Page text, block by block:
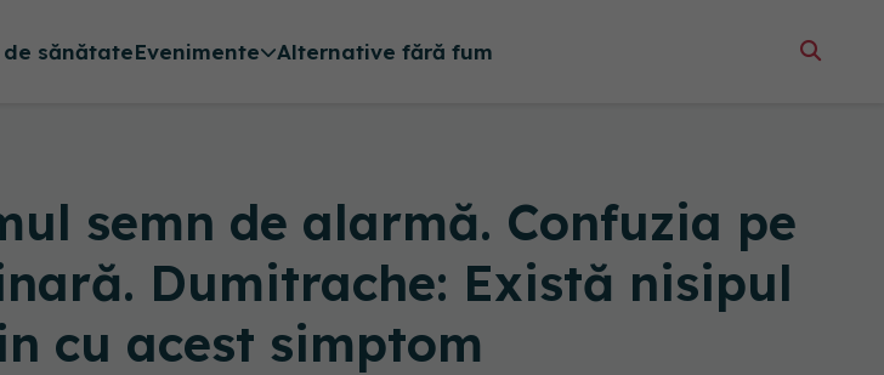
sănătateEvenimente Alternative fără fum
semn de alarmă. Confuzia pe
Dumitrache: Există nisipul
cu acest simptom